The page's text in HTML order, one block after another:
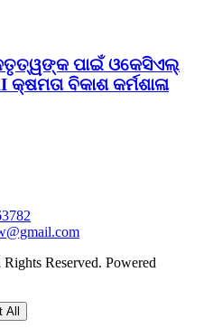
ପାଇଁ ଓକେସିଏଲ୍
ବିକାଶ କର୍ମଶାଳା
Reserved. Powered
All